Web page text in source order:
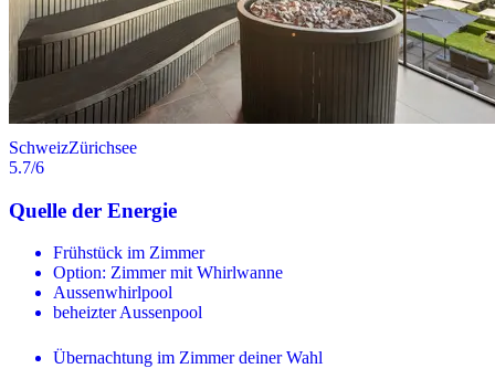
SchweizZürichsee
5.7/6
Quelle der Energie
Frühstück im Zimmer
Option: Zimmer mit Whirlwanne
Aussenwhirlpool
beheizter Aussenpool
Übernachtung im Zimmer deiner Wahl